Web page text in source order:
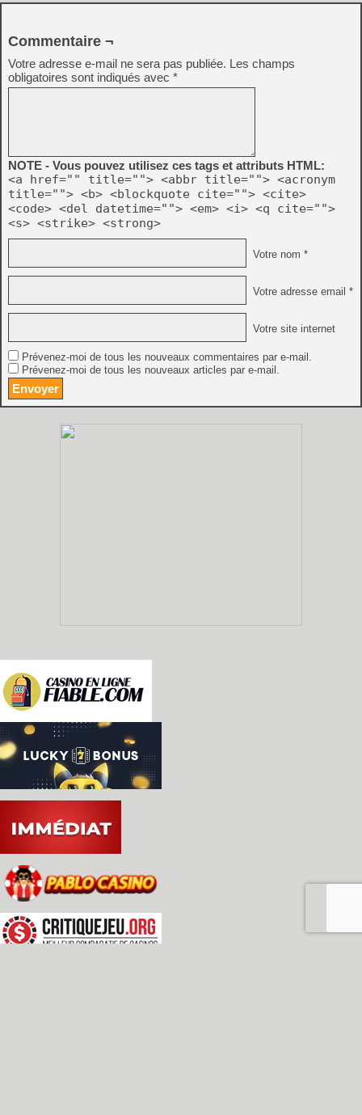
Commentaire ¬
Votre adresse e-mail ne sera pas publiée. Les champs
obligatoires sont indiqués avec *
NOTE - Vous pouvez utilisez ces tags et attributs HTML:
<a href="" title=""> <abbr title=""> <acronym
title=""> <b> <blockquote cite=""> <cite>
<code> <del datetime=""> <em> <i> <q cite="">
<s> <strike> <strong>
Votre nom *
Votre adresse email *
Votre site internet
Prévenez-moi de tous les nouveaux commentaires par e-mail.
Prévenez-moi de tous les nouveaux articles par e-mail.